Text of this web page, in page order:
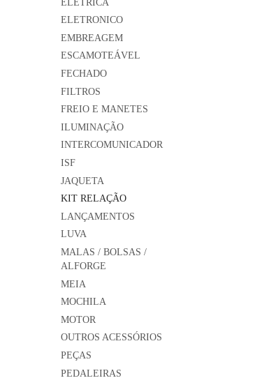
ELETRICA
ELETRONICO
EMBREAGEM
ESCAMOTEÁVEL
FECHADO
FILTROS
FREIO E MANETES
ILUMINAÇÃO
INTERCOMUNICADOR
ISF
JAQUETA
KIT RELAÇÃO
LANÇAMENTOS
LUVA
MALAS / BOLSAS /
ALFORGE
MEIA
MOCHILA
MOTOR
OUTROS ACESSÓRIOS
PEÇAS
PEDALEIRAS